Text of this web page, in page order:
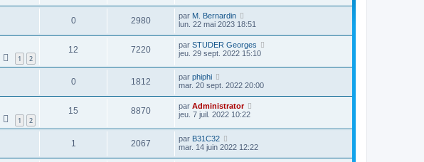
0 2980 par M. Bernardin
lun. 22 mai 2023 18:51
1 2
12 7220 par STUDER Georges
jeu. 29 sept. 2022 15:10
0 1812 par phiphi
mar. 20 sept. 2022 20:00
1 2
15 8870 par Administrator
jeu. 7 juil. 2022 10:22
1 2067 par B31C32
mar. 14 juin 2022 12:22